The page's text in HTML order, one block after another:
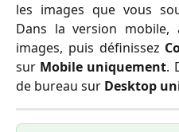
les images que vous
Dans la version mobile,
images, puis définissez
sur Mobile uniquement.
de bureau sur Desktop